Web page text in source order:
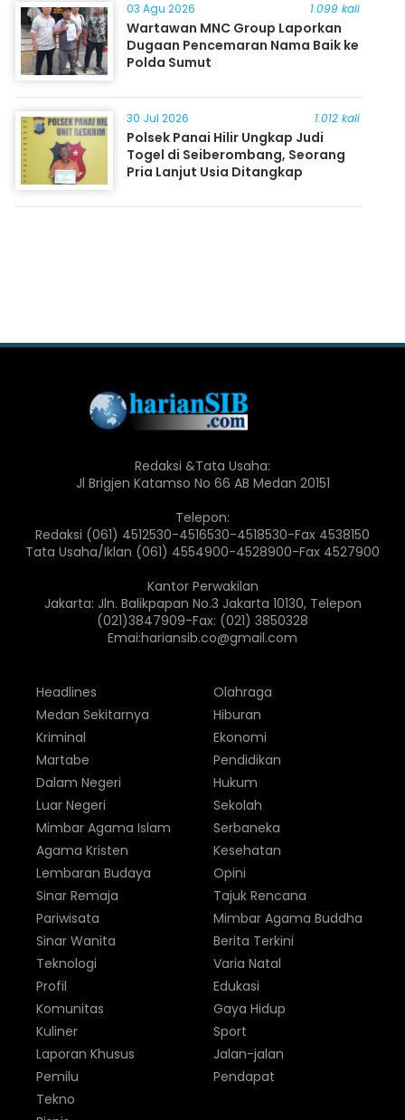
03 Agu 2026 1.099 kali
Wartawan MNC Group Laporkan
Dugaan Pencemaran Nama Baik ke
Polda Sumut
30 Jul 2026 1.012 kali
Polsek Panai Hilir Ungkap Judi
Togel di Seiberombang, Seorang
Pria Lanjut Usia Ditangkap
Redaksi &Tata Usaha:
Jl Brigjen Katamso No 66 AB Medan 20151
Telepon:
Redaksi (061) 4512530-4516530-4518530-Fax 4538150
Tata Usaha/Iklan (061) 4554900-4528900-Fax 4527900
Kantor Perwakilan
Jakarta: Jln. Balikpapan No.3 Jakarta 10130, Telepon
(021)3847909-Fax: (021) 3850328
Emai:hariansib.co@gmail.com
Headlines
Medan Sekitarnya
Kriminal
Martabe
Dalam Negeri
Luar Negeri
Olahraga
Hiburan
Ekonomi
Pendidikan
Hukum
Sekolah
Mimbar Agama Islam
Agama Kristen
Lembaran Budaya
Sinar Remaja
Pariwisata
Sinar Wanita
Serbaneka
Kesehatan
Opini
Tajuk Rencana
Mimbar Agama Buddha
Berita Terkini
Teknologi
Profil
Komunitas
Kuliner
Laporan Khusus
Pemilu
Varia Natal
Edukasi
Gaya Hidup
Sport
Jalan-jalan
Pendapat
Tekno